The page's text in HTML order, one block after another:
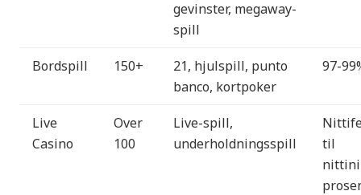
gevinster, megaway-
spill
Bordspill 150+
21, hjulspill, punto
banco, kortpoker
97-
Live
Casino
Over
100
Live-spill,
underholdningsspill
til
nittini